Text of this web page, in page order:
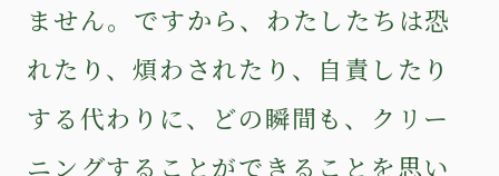
ません。ですから、わたしたちは恐
れたり、煩わされたり、自責したり
する代わりに、どの瞬間も、クリー
ニングすることができることを思い